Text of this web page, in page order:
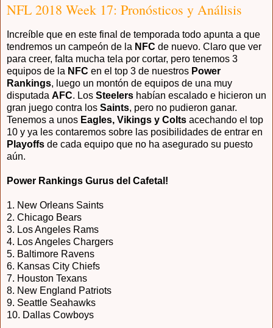
NFL 2018 Week 17: Pronósticos y Análisis
Increíble que en este final de temporada todo apunta a que
tendremos un campeón de la NFC de nuevo. Claro que ver
para creer, falta mucha tela por cortar, pero tenemos 3
equipos de la NFC en el top 3 de nuestros Power
Rankings, luego un montón de equipos de una muy
disputada AFC. Los Steelers habían escalado e hicieron un
gran juego contra los Saints, pero no pudieron ganar.
Tenemos a unos Eagles, Vikings y Colts acechando el top
10 y ya les contaremos sobre las posibilidades de entrar en
Playoffs de cada equipo que no ha asegurado su puesto
aún.
Power Rankings Gurus del Cafetal!
1. New Orleans Saints
2. Chicago Bears
3. Los Angeles Rams
4. Los Angeles Chargers
5. Baltimore Ravens
6. Kansas City Chiefs
7. Houston Texans
8. New England Patriots
9. Seattle Seahawks
10. Dallas Cowboys